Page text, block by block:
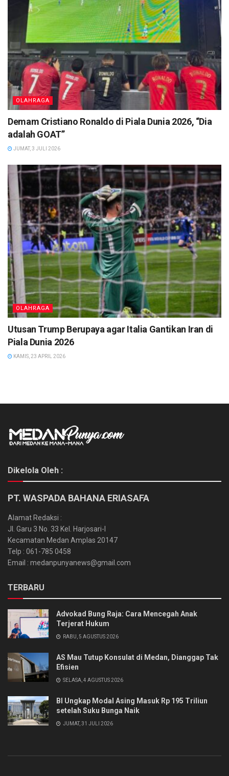
OLAHRAGA
Demam Cristiano Ronaldo di Piala Dunia 2026, “Dia
adalah GOAT”
JUMAT, 3 JULI 2026
OLAHRAGA
Utusan Trump Berupaya agar Italia Gantikan Iran di
Piala Dunia 2026
KAMIS, 23 APRIL 2026
Dikelola Oleh :
PT. WASPADA BAHANA ERIASAFA
Alamat Redaksi :
Jl. Garu 3 No. 33 Kel. Harjosari-I
Kecamatan Medan Amplas 20147
Telp : 061-785 0458
Email : medanpunyanews@gmail.com
TERBARU
Advokad Bung Raja: Cara Mencegah Anak
Terjerat Hukum
RABU, 5 AGUSTUS 2026
AS Mau Tutup Konsulat di Medan, Dianggap Tak
Efisien
SELASA, 4 AGUSTUS 2026
BI Ungkap Modal Asing Masuk Rp 195 Triliun
setelah Suku Bunga Naik
JUMAT, 31 JULI 2026